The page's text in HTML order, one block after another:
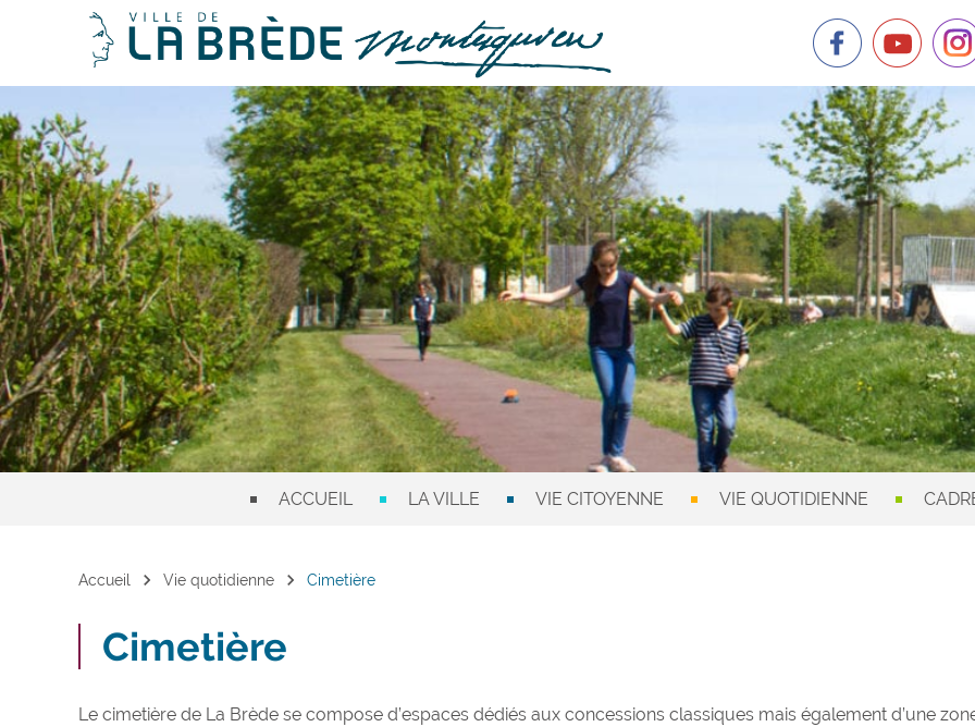
ACCUEIL LA VILLE VIE CITOYENNE VIE QUOTIDIENNE
Accueil chevron_right Vie quotidienne chevron_right Cimetière
Cimetière
Le cimetière de La Brède se compose d’espaces dédiés aux concessions classiques mais également d’une